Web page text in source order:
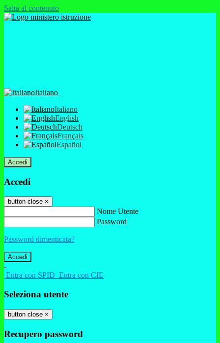
Salta al contenuto
Italiano
Italiano
English
Deutsch
Français
Español
Accedi
Accedi
button close ×
Nome Utente
Password
Password dimenticata?
-
Entra con SPID Entra con CIE
Seleziona utente
button close ×
Recupero password